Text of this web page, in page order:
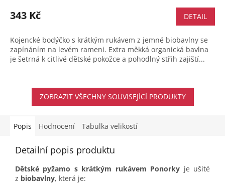
343 Kč DETAIL
Kojencké bodýčko s krátkým rukávem z jemné biobavlny se
zapínáním na levém rameni. Extra měkká organická bavlna
je šetrná k citlivé dětské pokožce a pohodlný střih zajiští...
ZOBRAZIT VŠECHNY SOUVISEJÍCÍ PRODUKTY
Popis Hodnocení Tabulka velikostí
Detailní popis produktu
Dětské pyžamo s krátkým rukávem Ponorky je ušité
z biobavlny, která je: